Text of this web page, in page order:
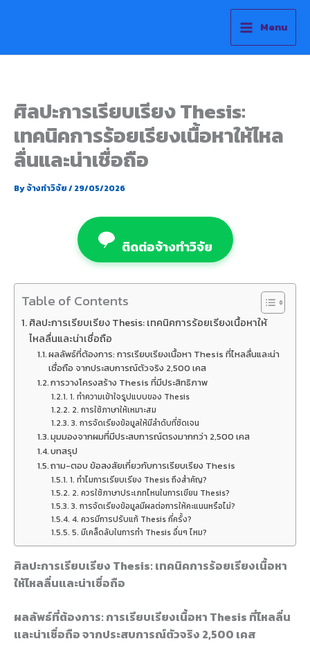
Menu
ศิลปะการเรียบเรียง Thesis:
เทคนิคการร้อยเรียงเนื้อหาให้ไหล
ลื่นและน่าเชื่อถือ
Byจ้างทำวิจัย/29/05/2026
ติดต่อจ้างทำวิจัย
Table of Contents
ศิลปะการเรียบเรียง Thesis: เทคนิคการร้อยเรียงเนื้อหาให้
ไหลลื่นและน่าเชื่อถือ
ผลลัพธ์ที่ต้องการ: การเรียบเรียงเนื้อหา Thesis ที่ไหลลื่นและน่า
เชื่อถือ จากประสบการณ์ตัวจริง 2,500 เคส
การวางโครงสร้าง Thesis ที่มีประสิทธิภาพ
1. ทำความเข้าใจรูปแบบของ Thesis
2. การใช้ภาษาให้เหมาะสม
3. การจัดเรียงข้อมูลให้มีลำดับที่ชัดเจน
มุมมองจากผมที่มีประสบการณ์ตรงมากกว่า 2,500 เคส
บทสรุป
ถาม-ตอบ ข้อสงสัยเกี่ยวกับการเรียบเรียง Thesis
1. ทำไมการเรียบเรียง Thesis ถึงสำคัญ?
2. ควรใช้ภาษาประเภทไหนในการเขียน Thesis?
3. การจัดเรียงข้อมูลมีผลต่อการให้คะแนนหรือไม่?
4. ควรมีการปรับแก้ Thesis กี่ครั้ง?
5. มีเคล็ดลับในการทำ Thesis อื่นๆ ไหม?
ศิลปะการเรียบเรียง Thesis: เทคนิคการร้อยเรียงเนื้อหา
ให้ไหลลื่นและน่าเชื่อถือ
ผลลัพธ์ที่ต้องการ: การเรียบเรียงเนื้อหา Thesis ที่ไหลลื่น
และน่าเชื่อถือ จากประสบการณ์ตัวจริง 2,500 เคส